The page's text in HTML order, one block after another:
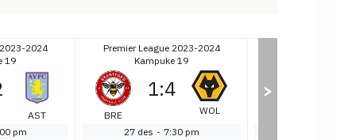
2024
19
AST
pm
Premier League 2023-2024
Kampuke 19
BRE
1:4
WOL
27 des - 7:30 pm
>